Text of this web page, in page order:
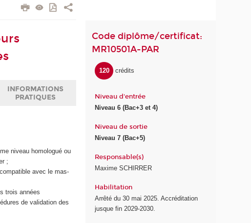
INFORMATIONS
PRATIQUES
niveau homologué ou
;
avec le mas-
trois années
de validation des
Code diplôme/certificat:
MR10501A-PAR
120 crédits
Niveau d'entrée
Niveau 6 (Bac+3 et 4)
Niveau de sortie
Niveau 7 (Bac+5)
Responsable(s)
Maxime SCHIRRER
Habilitation
Arrêté du 30 mai 2025. Accréditation
jusque fin 2029-2030.